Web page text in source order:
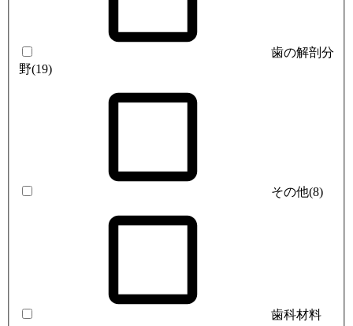
歯の解剖分
野(19)
その他(8)
歯科材料